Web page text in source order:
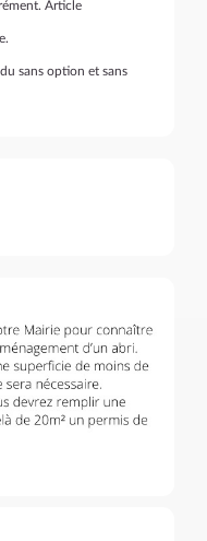
Article
sans option et sans